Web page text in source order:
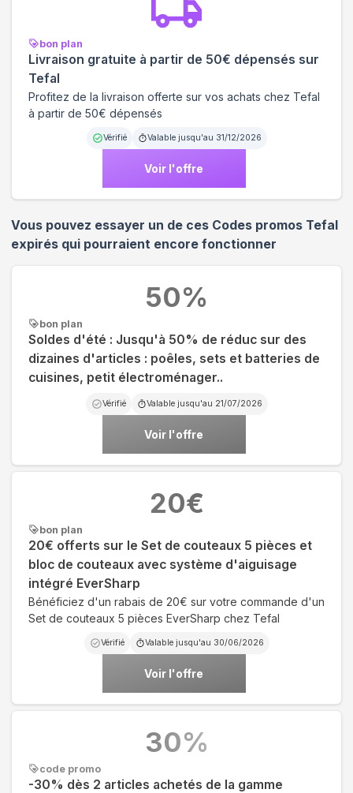
bon plan
Livraison gratuite à partir de 50€ dépensés sur
Tefal
Profitez de la livraison offerte sur vos achats chez Tefal
à partir de 50€ dépensés
Vérifié Valable jusqu'au 31/12/2026
Voir l'offre
Vous pouvez essayer un de ces Codes promos Tefal
expirés qui pourraient encore fonctionner
bon plan
Soldes d'été : Jusqu'à 50% de réduc sur des
dizaines d'articles : poêles, sets et batteries de
cuisines, petit électroménager..
Vérifié Valable jusqu'au 21/07/2026
Voir l'offre
50%
bon plan
20€ offerts sur le Set de couteaux 5 pièces et
bloc de couteaux avec système d'aiguisage
intégré EverSharp
Bénéficiez d'un rabais de 20€ sur votre commande d'un
Set de couteaux 5 pièces EverSharp chez Tefal
Vérifié Valable jusqu'au 30/06/2026
Voir l'offre
20€
code promo
-30% dès 2 articles achetés de la gamme
30%